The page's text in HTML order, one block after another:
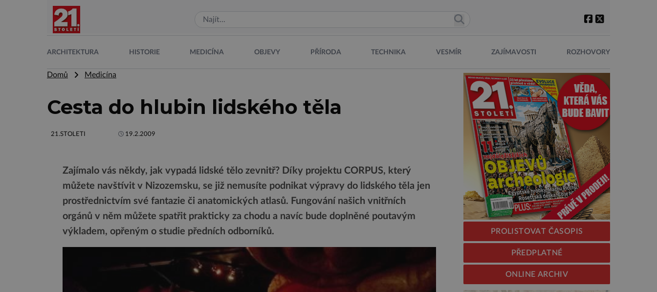
ARCHITEKTURA HISTORIE MEDICÍNA OBJEVY PŘÍRODA TECHNIKA VESMÍR ZAJÍMAVOSTI ROZHOVORY
Domů Medicína
Cesta do hlubin lidského těla
21.STOLETI 19.2.2009
Zajímalo vás někdy, jak vypadá lidské tělo zevnitř? Díky projektu CORPUS, který
můžete navštívit v Nizozemsku, se již nemusíte podnikat výpravy do lidského těla jen
prostřednictvím své fantazie či anatomických atlasů. Fungování našich vnitřních
orgánů v něm můžete spatřit prakticky za chodu a navíc bude doplněné poutavým
výkladem, opřeným o studie předních odborníků.
PROLISTOVAT ČASOPIS
PŘEDPLATNÉ
ONLINE ARCHIV